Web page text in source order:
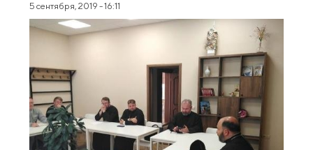
5 сентября, 2019 - 16:11